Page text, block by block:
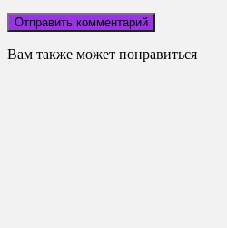
Вам также может понравиться